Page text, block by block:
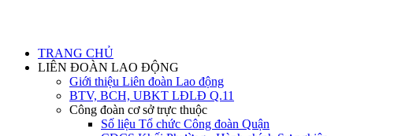
TRANG CHỦ
LIÊN ĐOÀN LAO ĐỘNG
Giới thiệu Liên đoàn Lao động
BTV, BCH, UBKT LĐLĐ Q.11
Công đoàn cơ sở trực thuộc
Số liệu Tổ chức Công đoàn Quận